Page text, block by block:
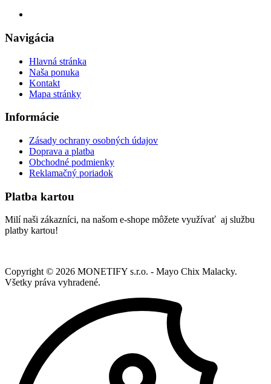
Navigácia
Hlavná stránka
Naša ponuka
Kontakt
Mapa stránky
Informácie
Zásady ochrany osobných údajov
Doprava a platba
Obchodné podmienky
Reklamačný poriadok
Platba kartou
Milí naši zákazníci, na našom e-shope môžete využívať aj službu
platby kartou!
Copyright © 2026 MONETIFY s.r.o. - Mayo Chix Malacky.
Všetky práva vyhradené.